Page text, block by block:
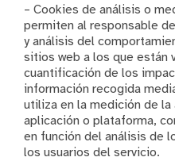
– Cookies de análisis o
permiten al responsable
y análisis del
sitios web a los que están
cuantificación de los
información recogida
utiliza en la medición de
aplicación o plataforma,
en función del análisis de
los usuarios del servicio.